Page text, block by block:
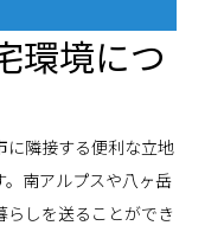
環境につ
に隣接する便利な立地
。南アルプスや八ヶ岳
しを送ることができ